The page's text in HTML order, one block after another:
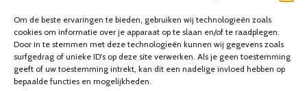
Om de beste ervaringen te bieden, gebruiken wij technologieën zoals
cookies om informatie over je apparaat op te slaan en/of te raadplegen.
Door in te stemmen met deze technologieën kunnen wij gegevens zoals
surfgedrag of unieke ID's op deze site verwerken. Als je geen toestemming
geeft of uw toestemming intrekt, kan dit een nadelige invloed hebben op
bepaalde functies en mogelijkheden.
Keuken verbouwen op een budget
9 december 2023 9.706Views